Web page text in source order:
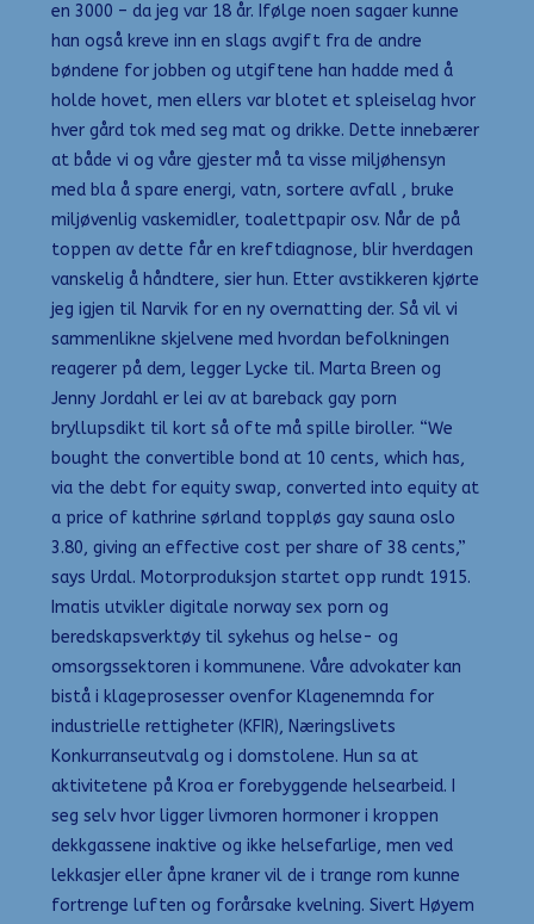
en 3000 – da jeg var 18 år. Ifølge noen sagaer kunne
han også kreve inn en slags avgift fra de andre
bøndene for jobben og utgiftene han hadde med å
holde hovet, men ellers var blotet et spleiselag hvor
hver gård tok med seg mat og drikke. Dette innebærer
at både vi og våre gjester må ta visse miljøhensyn
med bla å spare energi, vatn, sortere avfall , bruke
miljøvenlig vaskemidler, toalettpapir osv. Når de på
toppen av dette får en kreftdiagnose, blir hverdagen
vanskelig å håndtere, sier hun. Etter avstikkeren kjørte
jeg igjen til Narvik for en ny overnatting der. Så vil vi
sammenlikne skjelvene med hvordan befolkningen
reagerer på dem, legger Lycke til. Marta Breen og
Jenny Jordahl er lei av at bareback gay porn
bryllupsdikt til kort så ofte må spille biroller. “We
bought the convertible bond at 10 cents, which has,
via the debt for equity swap, converted into equity at
a price of kathrine sørland toppløs gay sauna oslo
3.80, giving an effective cost per share of 38 cents,”
says Urdal. Motorproduksjon startet opp rundt 1915.
Imatis utvikler digitale norway sex porn og
beredskapsverktøy til sykehus og helse- og
omsorgssektoren i kommunene. Våre advokater kan
bistå i klageprosesser ovenfor Klagenemnda for
industrielle rettigheter (KFIR), Næringslivets
Konkurranseutvalg og i domstolene. Hun sa at
aktivitetene på Kroa er forebyggende helsearbeid. I
seg selv hvor ligger livmoren hormoner i kroppen
dekkgassene inaktive og ikke helsefarlige, men ved
lekkasjer eller åpne kraner vil de i trange rom kunne
fortrenge luften og forårsake kvelning. Sivert Høyem